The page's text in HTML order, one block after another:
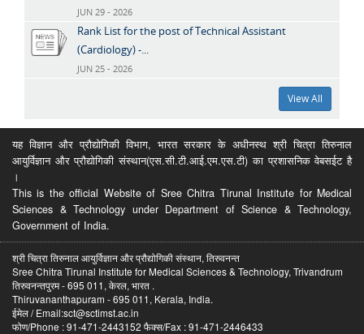
JUN 29 - 2026
Rank List for the post of Technical Assistant
(Cardiology) -...
JUN 25 - 2026
View All
यह विज्ञान और प्रौद्योगिकी विभाग, भारत सरकार के अधीनस्थ श्री चित्रा तिरुनाल
आयुर्विज्ञान और प्रौद्योगिकी संस्थान(एस.सी.टी.आई.एम.एस.टी) का प्रशासनिक वेबसईट है
।
This is the official Website of Sree Chitra Tirunal Institute for Medical
Sciences & Technology under Department of Science & Technology,
Government of India.
श्री चित्रा तिरुनाल आयुर्विज्ञान और प्रौद्योगिकी संस्थान, तिरुवनन्त
Sree Chitra Tirunal Institute for Medical Sciences & Technology, Trivandrum
तिरुवनन्तपुरम - 695 011, केरल, भारत .
Thiruvananthapuram - 695 011, Kerala, India.
ईमेल / Email:sct@sctimst.ac.in
फोण/Phone : 91-471-2443152 फैक्स/Fax : 91-471-2446433